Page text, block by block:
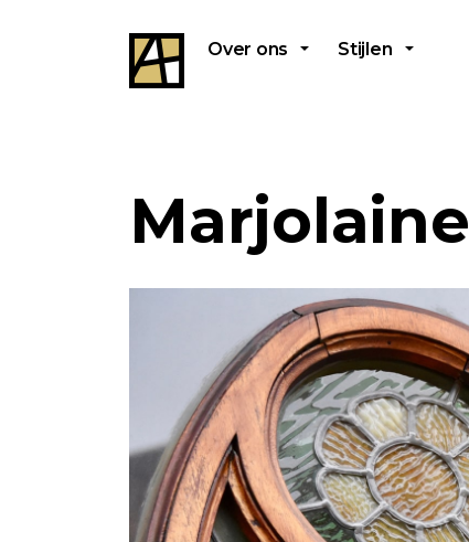
Over ons Stijlen
Marjolaine